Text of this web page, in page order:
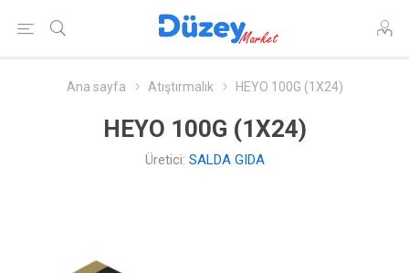
Ana sayfa Atıştırmalık HEYO 100G (1X24)
HEYO 100G (1X24)
Üretici: SALDA GIDA